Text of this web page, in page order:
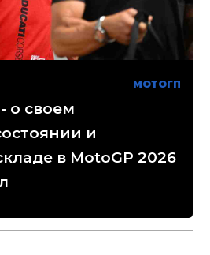
МОТОГП
о своем
и
в MotoGP 2026